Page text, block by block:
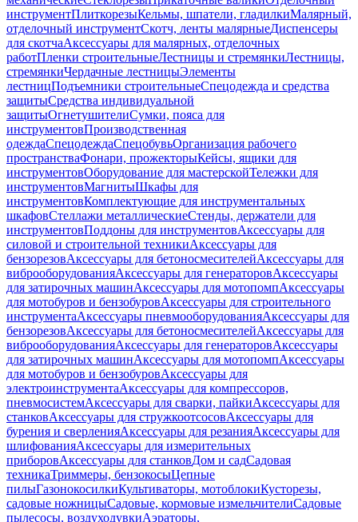
инструментПлиткорезыКельмы, шпатели, гладилкиМалярный,
отделочный инструментСкотч, ленты малярныеДиспенсеры
для скотчаАксессуары для малярных, отделочных
работПленки строительныеЛестницы и стремянкиЛестницы,
стремянкиЧердачные лестницыЭлементы
лестницПодъемники строительныеСпецодежда и средства
защитыСредства индивидуальной
защитыОгнетушителиСумки, пояса для
инструментовПроизводственная
одеждаСпецодеждаСпецобувьОрганизация рабочего
пространстваФонари, прожекторыКейсы, ящики для
инструментовОборудование для мастерскойТележки для
инструментовМагнитыШкафы для
инструментовКомплектующие для инструментальных
шкафовСтеллажи металлическиеСтенды, держатели для
инструментовПоддоны для инструментовАксессуары для
силовой и строительной техникиАксессуары для
бензорезовАксессуары для бетоносмесителейАксессуары для
виброоборудованияАксессуары для генераторовАксессуары
для затирочных машинАксессуары для мотопомпАксессуары
для мотобуров и бензобуровАксессуары для строительного
инструментаАксессуары пневмооборудованияАксессуары для
бензорезовАксессуары для бетоносмесителейАксессуары для
виброоборудованияАксессуары для генераторовАксессуары
для затирочных машинАксессуары для мотопомпАксессуары
для мотобуров и бензобуровАксессуары для
электроинструментаАксессуары для компрессоров,
пневмосистемАксессуары для сварки, пайкиАксессуары для
станковАксессуары для стружкоотсосовАксессуары для
бурения и сверленияАксессуары для резанияАксессуары для
шлифованияАксессуары для измерительных
приборовАксессуары для станковДом и садСадовая
техникаТриммеры, бензокосыЦепные
пилыГазонокосилкиКультиваторы, мотоблокиКусторезы,
садовые ножницыСадовые, кормовые измельчителиСадовые
пылесосы, воздуходувкиАэраторы,